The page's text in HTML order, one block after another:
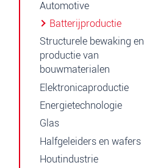
Automotive
Batterijproductie
Structurele bewaking en
productie van
bouwmaterialen
Elektronicaproductie
Energietechnologie
Glas
Halfgeleiders en wafers
Houtindustrie